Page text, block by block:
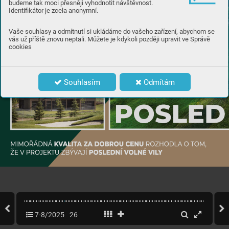
budeme tak moci přesněji vyhodnotit návštěvnost.
Identifikátor je zcela anonymní.
Vaše souhlasy a odmítnutí si ukládáme do vašeho zařízení, abychom se
vás už příště znovu neptali. Můžete je kdykoli později upravit ve Správě
cookies
Souhlasím Odmítám
MIMOŘÁDNÁ KVALITA ZA DOBROU CENU ROZHODLA O TOM,
ŽE V PROJEKTU ZBÝVAJÍ POSLEDNÍ VOLNÉ VILY
ROD ÁNO
VOLNÁ
7-8/2025 26